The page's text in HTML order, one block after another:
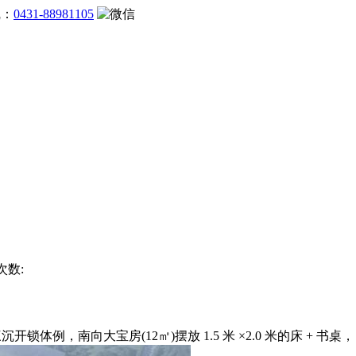
0431-88981105
数:
锁体例，南向大宝房(12㎡)摆放 1.5 米 ×2.0 米的床 + 书桌，